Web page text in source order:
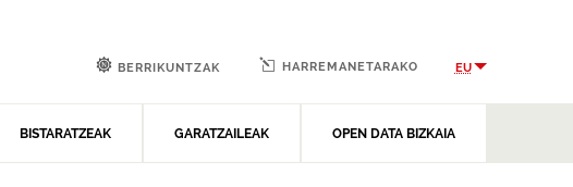
BISTARATZEAK GARATZAILEAK OPEN DATA BIZKAIA
BERRIKUNTZAK HARREMANETARAKO EU